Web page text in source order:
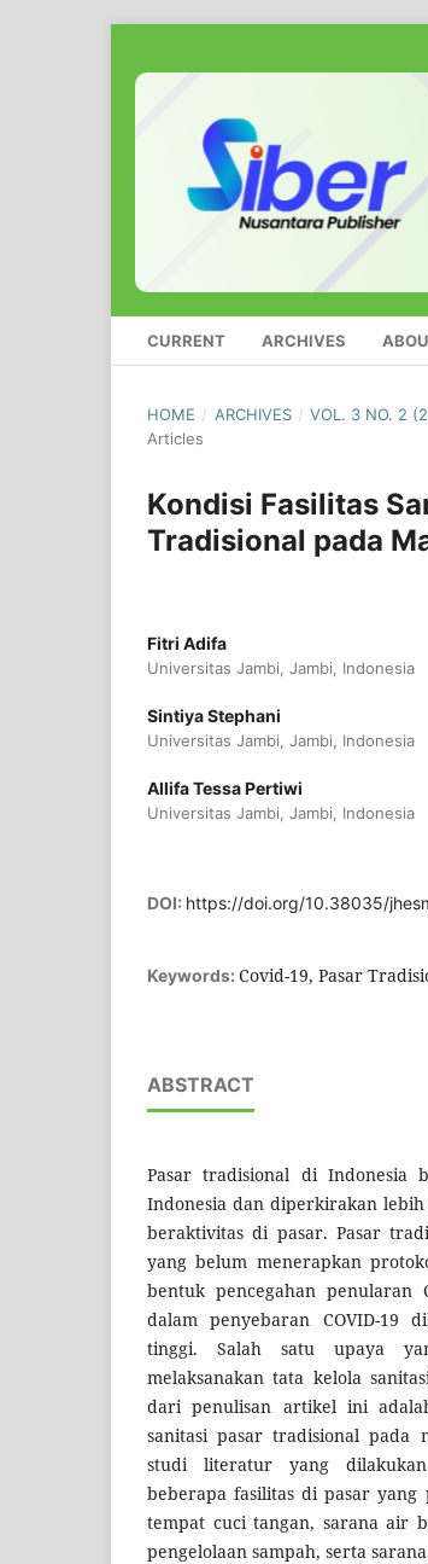
CURRENT ARCHIVES
HOME / ARCHIVES / VOL. 3 NO. 2
Articles
Kondisi Fasilitas
Tradisional pada
Fitri Adifa
Universitas Jambi, Jambi, Indonesia
Sintiya Stephani
Universitas Jambi, Jambi, Indonesia
Allifa Tessa Pertiwi
Universitas Jambi, Jambi, Indonesia
DOI: https://doi.org/10.38035/
Keywords: Covid-19, Pasar
ABSTRACT
Pasar tradisional di Indonesia
Indonesia dan diperkirakan
beraktivitas di pasar. Pasar
yang belum menerapkan
bentuk pencegahan penularan
dalam penyebaran COVID-19
tinggi. Salah satu upaya
melaksanakan tata kelola
dari penulisan artikel ini
sanitasi pasar tradisional pada
studi literatur yang
beberapa fasilitas di pasar
tempat cuci tangan, sarana air
pengelolaan sampah, serta